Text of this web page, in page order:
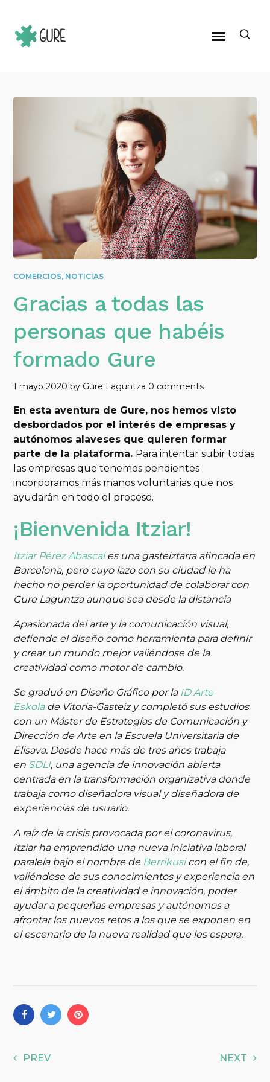
COMERCIOS, NOTICIAS
Gracias a todas las
personas que habéis
formado Gure
1 mayo 2020 by Gure Laguntza 0 comments
En esta aventura de Gure, nos hemos visto
desbordados por el interés de empresas y
autónomos alaveses que quieren formar
parte de la plataforma. Para intentar subir todas
las empresas que tenemos pendientes
incorporamos más manos voluntarias que nos
ayudarán en todo el proceso.
¡Bienvenida Itziar!
Itziar Pérez Abascales una gasteiztarra afincada en
Barcelona, pero cuyo lazo con su ciudad le ha
hecho no perder la oportunidad de colaborar con
Gure Laguntza aunque sea desde la distancia
Apasionada del arte y la comunicación visual,
defiende el diseño como herramienta para definir
y crear un mundo mejor valiéndose de la
creatividad como motor de cambio.
Se graduó en Diseño Gráfico por la ID Arte
Eskolade Vitoria-Gasteiz y completó sus estudios
con un Máster de Estrategias de Comunicación y
Dirección de Arte en la Escuela Universitaria de
Elisava. Desde hace más de tres años trabaja
en SDLI, una agencia de innovación abierta
centrada en la transformación organizativa donde
trabaja como diseñadora visual y diseñadora de
experiencias de usuario.
A raíz de la crisis provocada por el coronavirus,
Itziar ha emprendido una nueva iniciativa laboral
paralela bajo el nombre de Berrikusicon el fin de,
valiéndose de sus conocimientos y experiencia en
el ámbito de la creatividad e innovación, poder
ayudar a pequeñas empresas y autónomos a
afrontar los nuevos retos a los que se exponen en
el escenario de la nueva realidad que les espera.
PREV NEXT